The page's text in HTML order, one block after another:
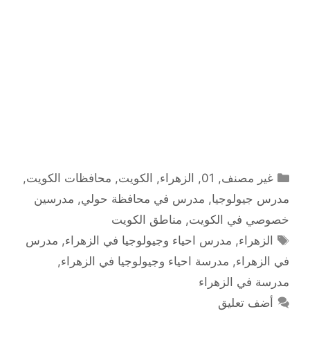
التصنيفات
غير مصنف,
01
, الزهراء, الكويت, محافظات الكويت,
مدرس جيولوجيا, مدرس في محافظة حولي, مدرسين
خصوصي في الكويت, مناطق الكويت
الوسوم
الزهراء, مدرس احياء وجيولوجيا في الزهراء, مدرس
في الزهراء, مدرسة احياء وجيولوجيا في الزهراء,
مدرسة في الزهراء
أضف تعليق